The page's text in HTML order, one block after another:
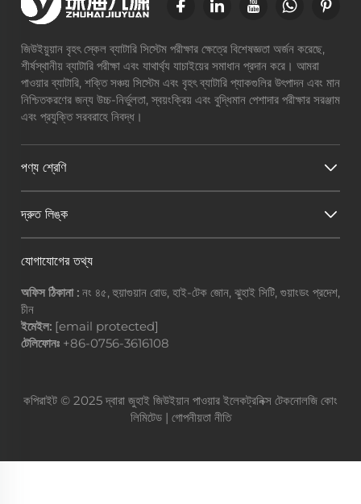
জিউইয়ুয়ান বৃহৎ স্কেল ব্যাটারি সিস্টেম পরীক্ষার ক্ষেত্রে বিশেষজ্ঞতা অর্জন করেছে,
শীর্ষস্থানীয় ব্যাটারি পরীক্ষা এবং যাথার্থ্য যাচাইয়ের সমাধান প্রদান করে। আমরা
পাওয়ার ব্যাটারি, শক্তি সঞ্চয় সিস্টেম এবং বৃহৎ ব্যাটারি প্যাকগুলির উৎপাদন এবং মান
নিশ্চিতকরণের জন্য উচ্চ-নির্ভুলতা, স্বয়ংক্রিয় এবং বুদ্ধিমান পেশাদার পরীক্ষার সরঞ্জাম
এবং প্রযুক্তি সরবরাহে নিবদ্ধ।
পণ্য শ্রেণি
দ্রুত লিঙ্ক
যোগাযোগের তথ্য
অফিস ঠিকানা : নং ৪৫, হুয়াগুয়ান রোড, হাই-টেক জোন, ঝুহাই সিটি, গুয়াংডং প্রদেশ,
চীন
ইমেইল: [email protected]
টেলিফোনঃ +86-0756-3616108
কপিরাইট © 2025 দ্বারা জুহাই জিউইয়ান পাওয়ার ইলেকট্রনিক্স টেকনোলজি কোং
লিমিটেড | গোপনীয়তা নীতি